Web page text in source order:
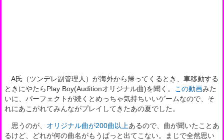
A氏（ツンデレ副管理人）が海外から帰ってくるとき、車移動する
ときにやたらPlay Boy(Auditionオリジナル曲)を聞く。
この動画みた
いに、パーフェクトが続くとめっちゃ気持ちいいゲームなので、そ
れにあこがれてみんながプレイしてきたあの夏でした。
思うのが、 オリジナル曲が200曲以上あるので、曲が聞いたことあ
るけど、どれが何の曲名がもうぱっと出てこない。まじで全然思い